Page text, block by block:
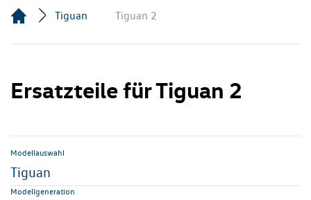
Tiguan Tiguan 2
Ersatzteile für Tiguan 2
Modellauswahl
Tiguan
Modellgeneration